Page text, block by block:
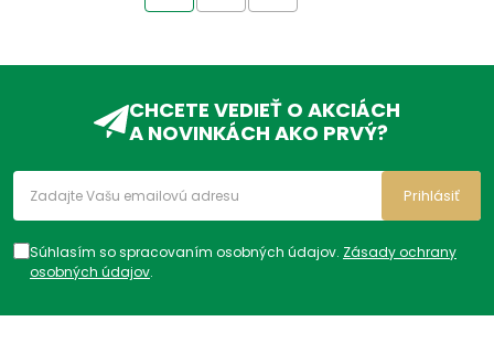
CHCETE VEDIEŤ O AKCIÁCH
A NOVINKÁCH AKO PRVÝ?
Súhlasím so spracovaním osobných údajov. Zásady ochrany
osobných údajov.
Prihlásiť